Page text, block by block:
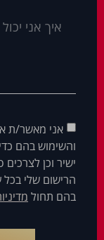
אני מאשר/ת
והשימוש בהם
ישיר וכן
הרישום שלי
בהם תחול